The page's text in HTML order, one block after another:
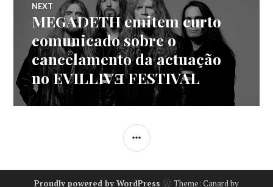
NEXT
Next
post:
MEGADETH emitem curto
comunicado sobre o
cancelamento da actuação
no EVILLIVƎ FESTIVAL
SIDEBAR
Proudly powered by WordPress Theme: Canard by